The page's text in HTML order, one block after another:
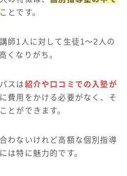
ことです。
師1人に対して生徒1〜2人の
くなりがち。
スは紹介や口コミでの入塾が
費用をかける必要がなく、そ
とができます。
わないけれど高額な個別指導
は特に魅力的です。